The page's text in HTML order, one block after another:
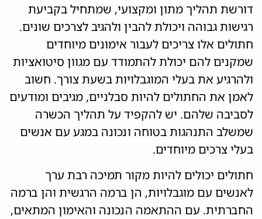
דורשת תהליך מתון ומקצועי, שמתחיל בקביעת
רגישות גבוהה ויכולת להבין ולהגיב לצרכים שונים.
חתולים אלו צריכים לעבור אימונים מיוחדים
שמקנים להם יכולת להתמודד עם מגוון סיטואציות
ולהרגיע את בעלי המוגבלויות בשעת צורך. חשוב
לאמן את החתולים להיות סבלניים, מגיבים ומודעים
לסביבה שלהם. יש להקפיד על תהליך הכשרה
שמשלב התנהגות בטוחה ונכונה במגע עם אנשים
בעלי צרכים מיוחדים.
חתולים יכולים להיות מקור תמיכה רבת ערך
לאנשים עם מוגבלויות, הן ברמה הרגשית והן ברמה
החברתית. עם ההתאמה הנכונה והאימון המתאים,